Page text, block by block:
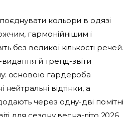
кольори в одязі
гармонійнішим і
без великої кількості речей.
й тренд-звіти
основою гардероба
відтінки, а
через одну-дві помітні